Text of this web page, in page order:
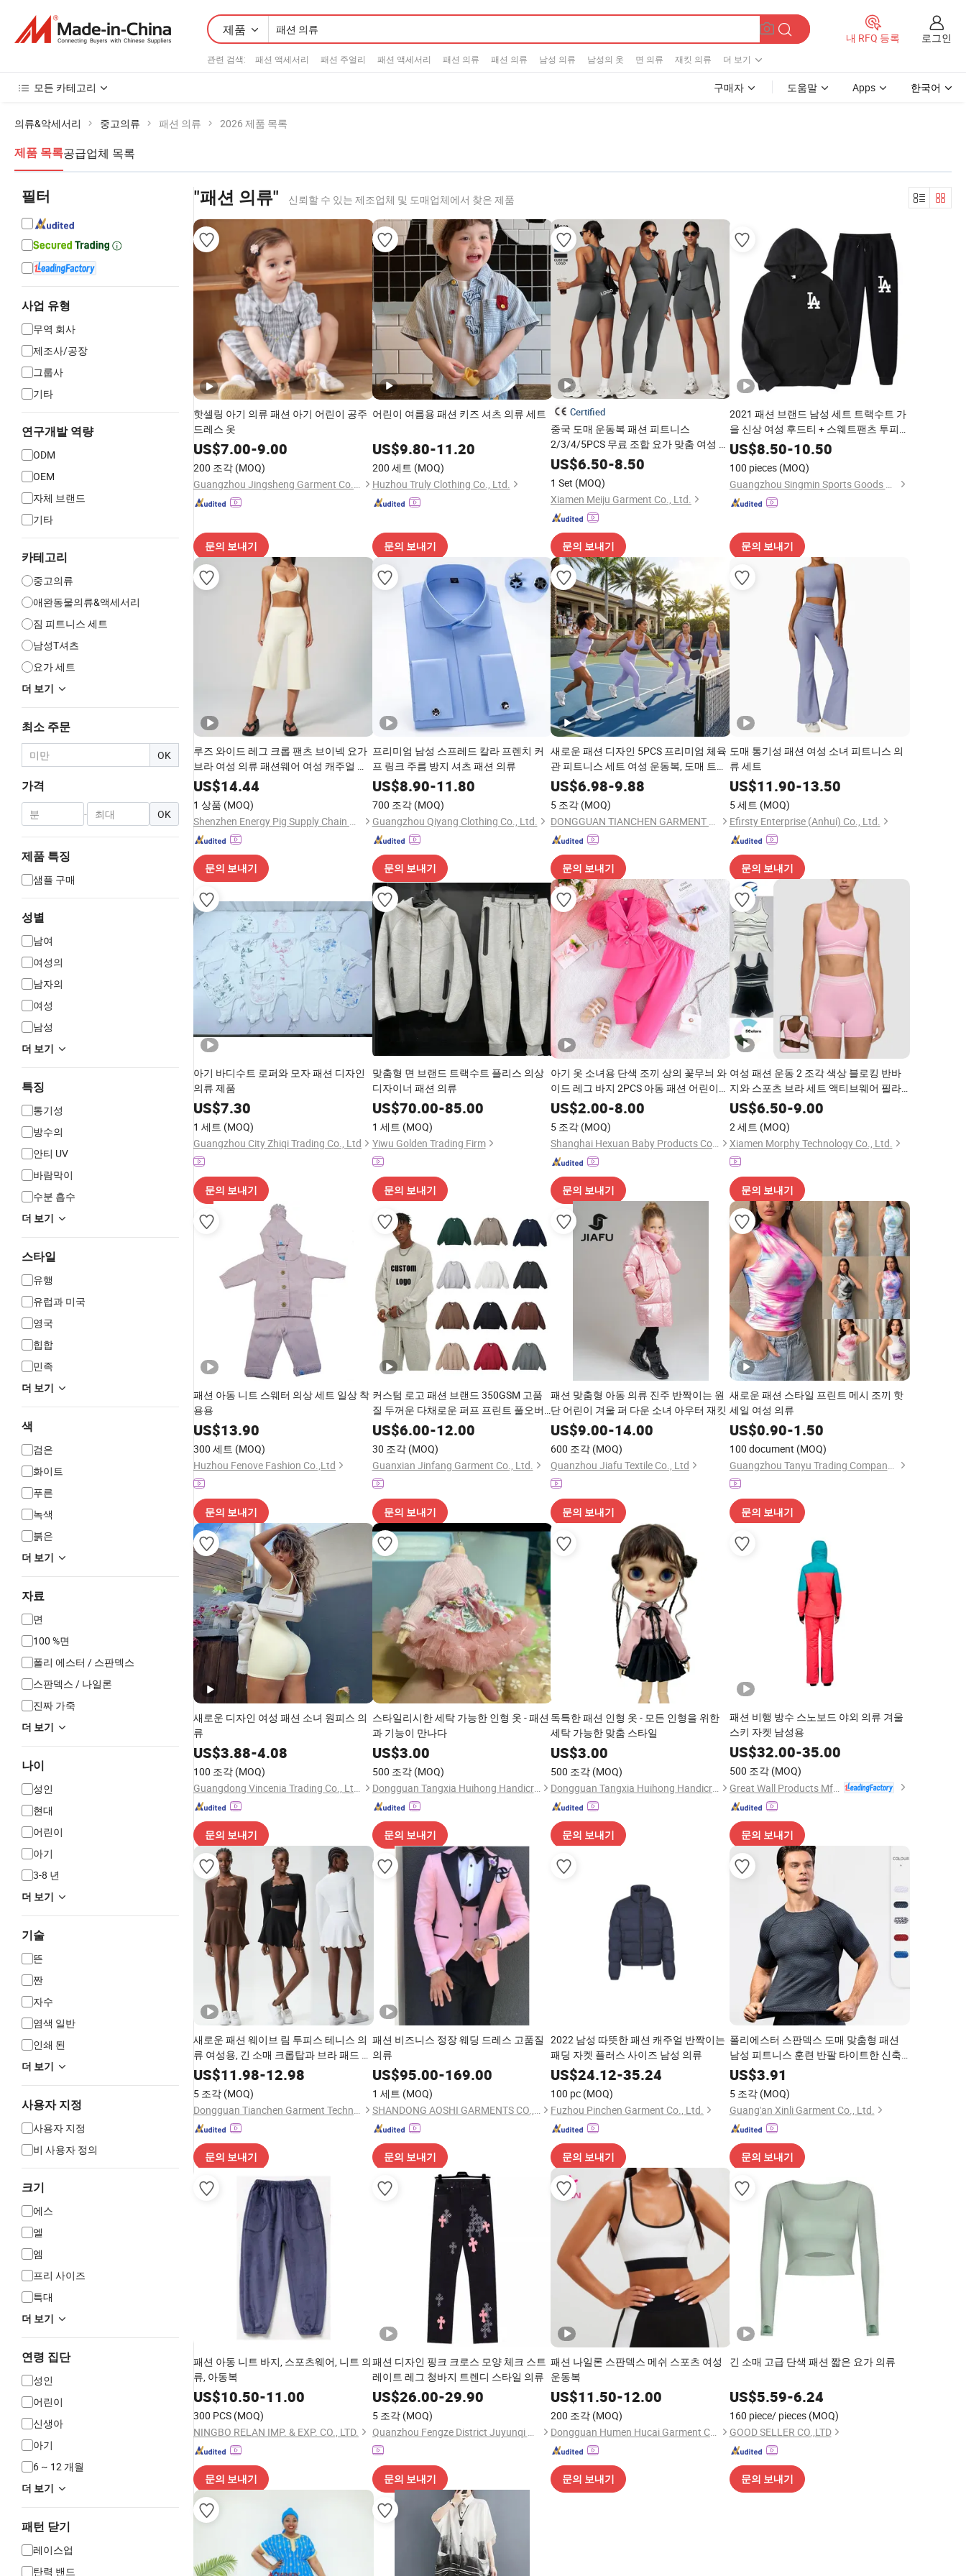
제품
관련 검색: 패션 액세서리 패션 주얼리 패션 액세서리 패션 의류 패션 의류 남성 의류 남성의 옷 면 의류 재킷 의류 더 보기
내 RFQ 등록 로그인
모든 카테고리 구매자 도움말 Apps 한국어
의류&악세서리 중고의류 패션 의류 2026 제품 목록
제품 목록공급업체 목록
필터
사업 유형
무역 회사
제조사/공장
그룹사
기타
연구개발 역량
ODM
OEM
자체 브랜드
기타
카테고리
중고의류
애완동물의류&액세서리
짐 피트니스 세트
남성T셔츠
요가 세트
더 보기
최소 주문
OK
가격
- OK
제품 특징
샘플 구매
성별
남여
여성의
남자의
여성
남성
더 보기
특징
통기성
방수의
안티 UV
바람막이
수분 흡수
더 보기
스타일
유행
유럽​​과 미국
영국
힙합
민족
더 보기
색
검은
화이트
푸른
녹색
붉은
더 보기
자료
면
100 %면
폴리 에스터 / 스판덱스
스판덱스 / 나일론
진짜 가죽
더 보기
나이
성인
현대
어린이
아기
3-8 년
더 보기
기술
뜬
짠
자수
염색 일반
인쇄 된
더 보기
사용자 지정
사용자 지정
비 사용자 정의
크기
에스
엘
엠
프리 사이즈
특대
더 보기
연령 집단
성인
어린이
신생아
아기
6 ~ 12 개월
더 보기
패턴 닫기
레이스업
탄력 밴드
"패션 의류" 신뢰할 수 있는 제조업체 및 도매업체에서 찾은 제품
핫셀링 아기 의류 패션 아기 어린이 공주
드레스 옷
US$7.00-9.00
200 조각 (MOQ)
Guangzhou Jingsheng Garment Co., Ltd.
문의 보내기
어린이 여름용 패션 키즈 셔츠 의류 세트
US$9.80-11.20
200 세트 (MOQ)
Huzhou Truly Clothing Co., Ltd.
문의 보내기
Certified
중국 도매 운동복 패션 피트니스
2/3/4/5PCS 무료 조합 요가 맞춤 여성 의
류
US$6.50-8.50
1 Set (MOQ)
Xiamen Meiju Garment Co., Ltd.
문의 보내기
2021 패션 브랜드 남성 세트 트랙수트 가
을 신상 여성 후드티 + 스웨트팬츠 투피스
수트 후드 캐주얼 세트 남성 의류
US$8.50-10.50
100 pieces (MOQ)
Guangzhou Singmin Sports Goods Co., Ltd.
문의 보내기
루즈 와이드 레그 크롭 팬츠 브이넥 요가
브라 여성 의류 패션웨어 여성 캐주얼 스
포츠 의상
US$14.44
1 상품 (MOQ)
Shenzhen Energy Pig Supply Chain Management Co., Ltd.
문의 보내기
프리미엄 남성 스프레드 칼라 프렌치 커
프 링크 주름 방지 셔츠 패션 의류
US$8.90-11.80
700 조각 (MOQ)
Guangzhou Qiyang Clothing Co., Ltd.
문의 보내기
새로운 패션 디자인 5PCS 프리미엄 체육
관 피트니스 세트 여성 운동복, 도매 트렌
디한 운동복 스포츠웨어, 크로스 백 요가
브라 섹시 요가 의류
US$6.98-9.88
5 조각 (MOQ)
DONGGUAN TIANCHEN GARMENT TECHNOLOGY CO., LTD.
문의 보내기
도매 통기성 패션 여성 소녀 피트니스 의
류 세트
US$11.90-13.50
5 세트 (MOQ)
Efirsty Enterprise (Anhui) Co., Ltd.
문의 보내기
아기 바디수트 로퍼와 모자 패션 디자인
의류 제품
US$7.30
1 세트 (MOQ)
Guangzhou City Zhiqi Trading Co., Ltd
문의 보내기
맞춤형 면 브랜드 트랙수트 플리스 의상
디자이너 패션 의류
US$70.00-85.00
1 세트 (MOQ)
Yiwu Golden Trading Firm
문의 보내기
아기 옷 소녀용 단색 조끼 상의 꽃무늬 와
이드 레그 바지 2PCS 아동 패션 어린이
의류
US$2.00-8.00
5 조각 (MOQ)
Shanghai Hexuan Baby Products Co., Ltd.
문의 보내기
여성 패션 운동 2 조각 색상 블로킹 반바
지와 스포츠 브라 세트 액티브웨어 필라
테스 요가 피트니스 체육관 러닝 의류
US$6.50-9.00
2 세트 (MOQ)
Xiamen Morphy Technology Co., Ltd.
문의 보내기
패션 아동 니트 스웨터 의상 세트 일상 착
용용
US$13.90
300 세트 (MOQ)
Huzhou Fenove Fashion Co.,Ltd
문의 보내기
커스텀 로고 패션 브랜드 350GSM 고품
질 두꺼운 다채로운 퍼프 프린트 풀오버
루즈 크루넥 남성 스웨트셔츠 의류
US$6.00-12.00
30 조각 (MOQ)
Guanxian Jinfang Garment Co., Ltd.
문의 보내기
패션 맞춤형 아동 의류 진주 반짝이는 원
단 어린이 겨울 퍼 다운 소녀 아우터 재킷
US$9.00-14.00
600 조각 (MOQ)
Quanzhou Jiafu Textile Co., Ltd
문의 보내기
새로운 패션 스타일 프린트 메시 조끼 핫
세일 여성 의류
US$0.90-1.50
100 document (MOQ)
Guangzhou Tanyu Trading Company (Sole Proprietorship)
문의 보내기
새로운 디자인 여성 패션 소녀 원피스 의
류
US$3.88-4.08
100 조각 (MOQ)
Guangdong Vincenia Trading Co., Ltd.
문의 보내기
스타일리시한 세탁 가능한 인형 옷 - 패션
과 기능이 만나다
US$3.00
500 조각 (MOQ)
Dongguan Tangxia Huihong Handicraft Clothing Factory
문의 보내기
독특한 패션 인형 옷 - 모든 인형을 위한
세탁 가능한 맞춤 스타일
US$3.00
500 조각 (MOQ)
Dongguan Tangxia Huihong Handicraft Clothing Factory
문의 보내기
패션 비행 방수 스노보드 야외 의류 겨울
스키 자켓 남성용
US$32.00-35.00
500 조각 (MOQ)
Great Wall Products Mfg., Ltd.
문의 보내기
새로운 패션 웨이브 림 투피스 테니스 의
류 여성용, 긴 소매 크롭탑과 브라 패드 +
하이 웨이스트 러플 골프 스커트 세트 피
클볼 의상
US$11.98-12.98
5 조각 (MOQ)
Dongguan Tianchen Garment Technology Co., Ltd.
문의 보내기
패션 비즈니스 정장 웨딩 드레스 고품질
의류
US$95.00-169.00
1 세트 (MOQ)
SHANDONG AOSHI GARMENTS CO., LTD.
문의 보내기
2022 남성 따뜻한 패션 캐주얼 반짝이는
패딩 자켓 플러스 사이즈 남성 의류
US$24.12-35.24
100 pc (MOQ)
Fuzhou Pinchen Garment Co., Ltd.
문의 보내기
폴리에스터 스판덱스 도매 맞춤형 패션
남성 피트니스 훈련 반팔 타이트한 신축
성 있는 땀 흡수 빠른 건조 의류
US$3.91
5 조각 (MOQ)
Guang'an Xinli Garment Co., Ltd.
문의 보내기
패션 아동 니트 바지, 스포츠웨어, 니트 의
류, 아동복
US$10.50-11.00
300 PCS (MOQ)
NINGBO RELAN IMP. & EXP. CO., LTD.
문의 보내기
패션 디자인 핑크 크로스 모양 체크 스트
레이트 레그 청바지 트렌디 스타일 의류
US$26.00-29.90
5 조각 (MOQ)
Quanzhou Fengze District Juyunqi Network Technology Co., Ltd.
문의 보내기
패션 나일론 스판덱스 메쉬 스포츠 여성
운동복
US$11.50-12.00
200 조각 (MOQ)
Dongguan Humen Hucai Garment Co., Ltd.
문의 보내기
긴 소매 고급 단색 패션 짧은 요가 의류
US$5.59-6.24
160 piece/ pieces (MOQ)
GOOD SELLER CO.,LTD
문의 보내기